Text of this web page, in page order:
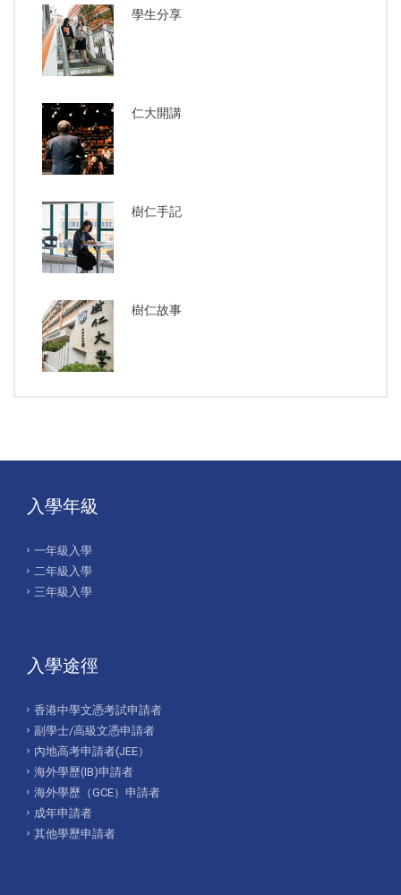
學生分享
仁大開講
樹仁手記
樹仁故事
入學年級
一年級入學
二年級入學
三年級入學
入學途徑
香港中學文憑考試申請者
副學士/高級文憑申請者
內地高考申請者(JEE）
海外學歷(IB)申請者
海外學歷（GCE）申請者
成年申請者
其他學歷申請者